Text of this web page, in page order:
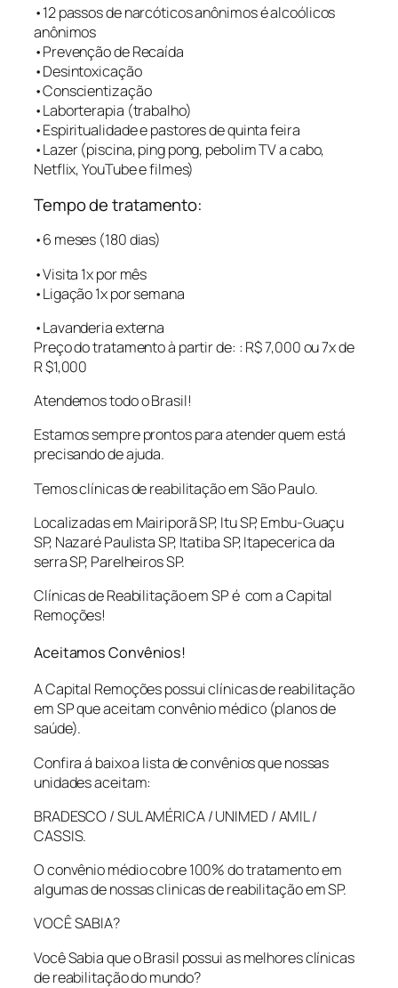
•12 passos de narcóticos anônimos é alcoólicos
anônimos
•Prevenção de Recaída
•Desintoxicação
•Conscientização
•Laborterapia (trabalho)
•Espiritualidade e pastores de quinta feira
•Lazer (piscina, ping pong, pebolim TV a cabo,
Netflix, YouTube e filmes)
Tempo de tratamento:
•6 meses (180 dias)
•Visita 1x por mês
•Ligação 1x por semana
•Lavanderia externa
Preço do tratamento à partir de: : R$ 7,000 ou 7x de
R $1,000
Atendemos todo o Brasil!
Estamos sempre prontos para atender quem está
precisando de ajuda.
Temos clínicas de reabilitação em São Paulo.
Localizadas em Mairiporã SP, Itu SP, Embu-Guaçu
SP, Nazaré Paulista SP, Itatiba SP, Itapecerica da
serra SP, Parelheiros SP.
Clínicas de Reabilitação em SP é com a Capital
Remoções!
Aceitamos Convênios!
A Capital Remoções possui clínicas de reabilitação
em SP que aceitam convênio médico (planos de
saúde).
Confira á baixo a lista de convênios que nossas
unidades aceitam:
BRADESCO / SUL AMÉRICA / UNIMED / AMIL /
CASSIS.
O convênio médio cobre 100% do tratamento em
algumas de nossas clinicas de reabilitação em SP.
VOCÊ SABIA?
Você Sabia que o Brasil possui as melhores clínicas
de reabilitação do mundo?